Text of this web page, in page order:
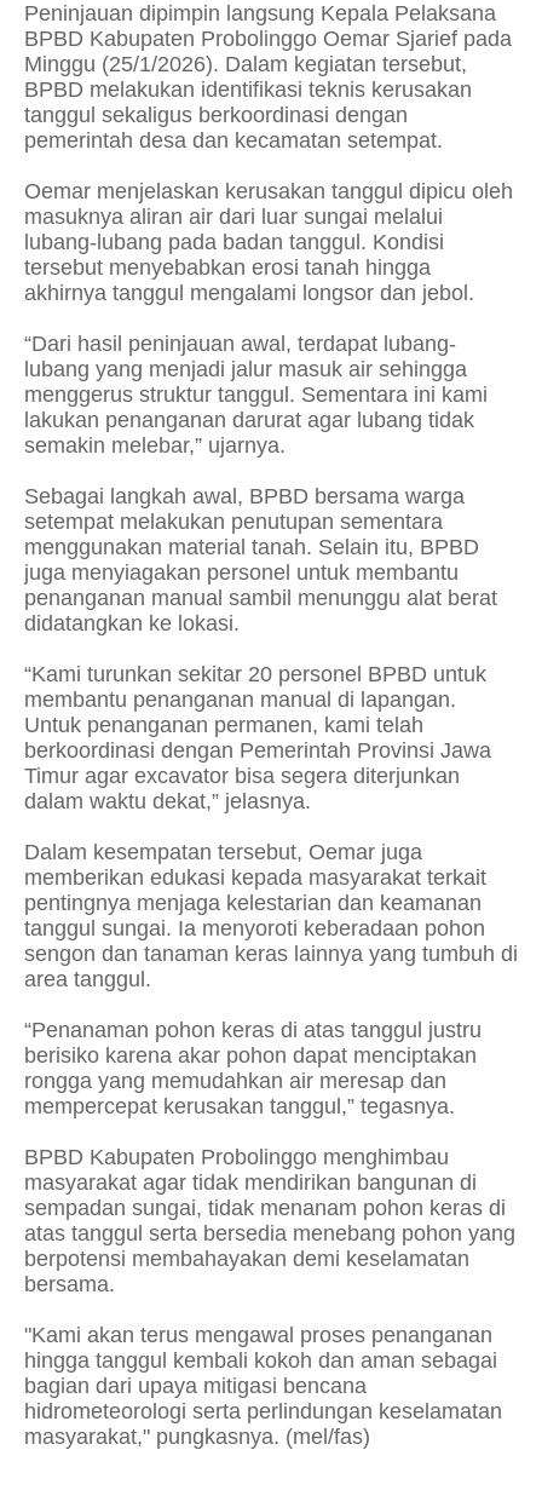
Peninjauan dipimpin langsung Kepala Pelaksana
BPBD Kabupaten Probolinggo Oemar Sjarief pada
Minggu (25/1/2026). Dalam kegiatan tersebut,
BPBD melakukan identifikasi teknis kerusakan
tanggul sekaligus berkoordinasi dengan
pemerintah desa dan kecamatan setempat.
Oemar menjelaskan kerusakan tanggul dipicu oleh
masuknya aliran air dari luar sungai melalui
lubang-lubang pada badan tanggul. Kondisi
tersebut menyebabkan erosi tanah hingga
akhirnya tanggul mengalami longsor dan jebol.
“Dari hasil peninjauan awal, terdapat lubang-
lubang yang menjadi jalur masuk air sehingga
menggerus struktur tanggul. Sementara ini kami
lakukan penanganan darurat agar lubang tidak
semakin melebar,” ujarnya.
Sebagai langkah awal, BPBD bersama warga
setempat melakukan penutupan sementara
menggunakan material tanah. Selain itu, BPBD
juga menyiagakan personel untuk membantu
penanganan manual sambil menunggu alat berat
didatangkan ke lokasi.
“Kami turunkan sekitar 20 personel BPBD untuk
membantu penanganan manual di lapangan.
Untuk penanganan permanen, kami telah
berkoordinasi dengan Pemerintah Provinsi Jawa
Timur agar excavator bisa segera diterjunkan
dalam waktu dekat,” jelasnya.
Dalam kesempatan tersebut, Oemar juga
memberikan edukasi kepada masyarakat terkait
pentingnya menjaga kelestarian dan keamanan
tanggul sungai. Ia menyoroti keberadaan pohon
sengon dan tanaman keras lainnya yang tumbuh di
area tanggul.
“Penanaman pohon keras di atas tanggul justru
berisiko karena akar pohon dapat menciptakan
rongga yang memudahkan air meresap dan
mempercepat kerusakan tanggul,” tegasnya.
BPBD Kabupaten Probolinggo menghimbau
masyarakat agar tidak mendirikan bangunan di
sempadan sungai, tidak menanam pohon keras di
atas tanggul serta bersedia menebang pohon yang
berpotensi membahayakan demi keselamatan
bersama.
"Kami akan terus mengawal proses penanganan
hingga tanggul kembali kokoh dan aman sebagai
bagian dari upaya mitigasi bencana
hidrometeorologi serta perlindungan keselamatan
masyarakat," pungkasnya. (mel/fas)